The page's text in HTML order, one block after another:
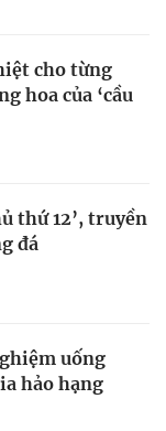
cho từng
hoa của ‘cầu
thứ 12’, truyền
đá
uống
hảo hạng